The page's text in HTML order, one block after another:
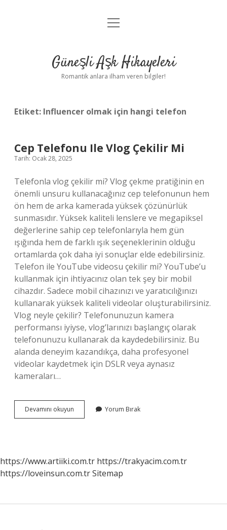
Anasayfa
Yasal Uyarı
menüyü
Güneşli Aşk Hikayeleri
Romantik anlara ilham veren bilgiler!
Etiket: Influencer olmak için hangi telefon
Cep Telefonu Ile Vlog Çekilir Mi
Tarih: Ocak 28, 2025
Telefonla vlog çekilir mi? Vlog çekme pratiğinin en
önemli unsuru kullanacağınız cep telefonunun hem
ön hem de arka kamerada yüksek çözünürlük
sunmasıdır. Yüksek kaliteli lenslere ve megapiksel
değerlerine sahip cep telefonlarıyla hem gün
ışığında hem de farklı ışık seçeneklerinin olduğu
ortamlarda çok daha iyi sonuçlar elde edebilirsiniz.
Telefon ile YouTube videosu çekilir mi? YouTube’u
kullanmak için ihtiyacınız olan tek şey bir mobil
cihazdır. Sadece mobil cihazınızı ve yaratıcılığınızı
kullanarak yüksek kaliteli videolar oluşturabilirsiniz.
Vlog neyle çekilir? Telefonunuzun kamera
performansı iyiyse, vlog’larınızı başlangıç ​​olarak
telefonunuzu kullanarak da kaydedebilirsiniz. Bu
alanda deneyim kazandıkça, daha profesyonel
videolar kaydetmek için DSLR veya aynasız
kameraları…
Devamını okuyun
Telefonu
Yorum Bırak
https://www.artiiki.com.tr https://trakyacim.com.tr
https://loveinsun.com.trSitemap